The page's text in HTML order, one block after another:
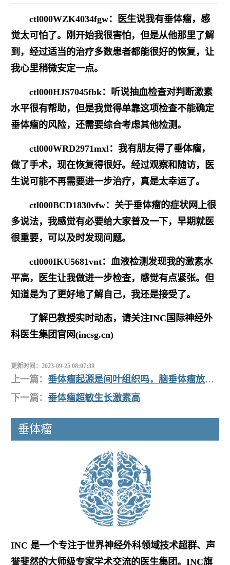
ctl000WZK4034fgw：医生说我有垂体瘤，感
觉太可怕了。刚开始我很害怕，但是从他那里了解
到，经过适当的治疗多数患者都能很好的恢复，让
我心里稍微安定一点。
ctl000HJS7045fbk：听说抽血检查对判断激素
水平很有帮助，但是我觉得单靠这项检查不能确定
垂体瘤的风险，还需要综合考虑其他检测。
ctl000WRD2971mxl：我有朋友得了垂体瘤，
做了手术，现在恢复得很好。经过观察和随访，医
生说可能不再需要进一步治疗，真是太幸运了。
ctl000BCD1830vfw：关于垂体瘤的症状网上很
多说法，我感觉有必要给大家普及一下，早期就医
很重要，可以及时发现问题。
ctl000IKU5681vnt：血液检测发现我的激素水
平高，医生让我做进一步检查，感觉有点紧张。但
知道是为了更好地了解自己，我还是接受了。
了解巴教授实时动态，请关注INC国际神经外
科医生集团官网(incsg.cn)
更新时间：2023-09-25 08:07:39
上一篇： 垂体瘤起源是间叶组织吗，脑垂体瘤放疗后如何恢复？
下一篇： 垂体瘤超敏生长激素高
垂体瘤
INC 是一个专注于世界神经外科领域技术超群、声
誉斐然的大师级专家学术交流的医生集团。INC旗